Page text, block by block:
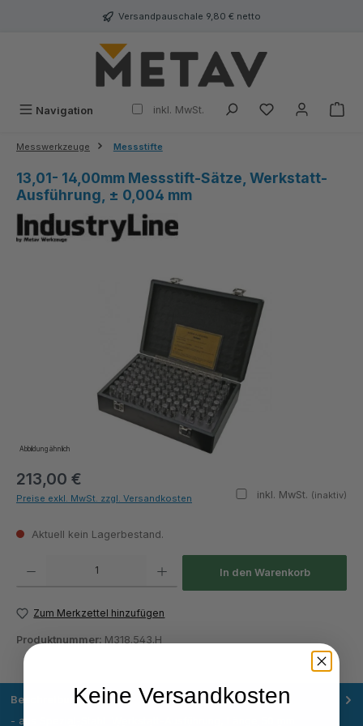
Versandpauschale 9,80 € netto
Navigation inkl. MwSt.
Messwerkzeuge Messstifte
13,01- 14,00mm Messstift-Sätze, Werkstatt-
Ausführung, ± 0,004 mm
Abbildung ähnlich
213,00 €
inkl. MwSt. (inaktiv)
Preise exkl. MwSt. zzgl. Versandkosten
Aktuell kein Lagerbestand.
In den Warenkorb
Zum Merkzettel hinzufügen
Produktnummer: M318.543.H
Beschreibung
- aus Spezial-Stahl  Werkstatt-Ausführung, Länge 50 mm 
Keine Versandkosten